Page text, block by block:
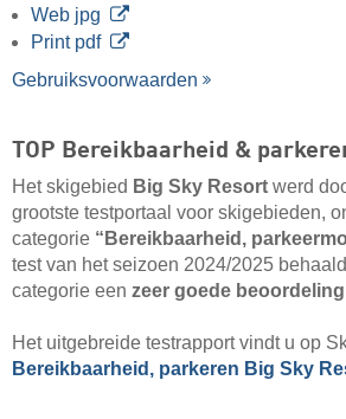
Web jpg
Print pdf
Gebruiksvoorwaarden
TOP Bereikbaarheid &
Het skigebied Big Sky Resort werd
grootste testportaal voor skigebieden,
categorie “Bereikbaarheid,
test van het seizoen 2024/2025
categorie een zeer goede beoordeling
Het uitgebreide testrapport vindt u op
Bereikbaarheid, parkeren Big Sky